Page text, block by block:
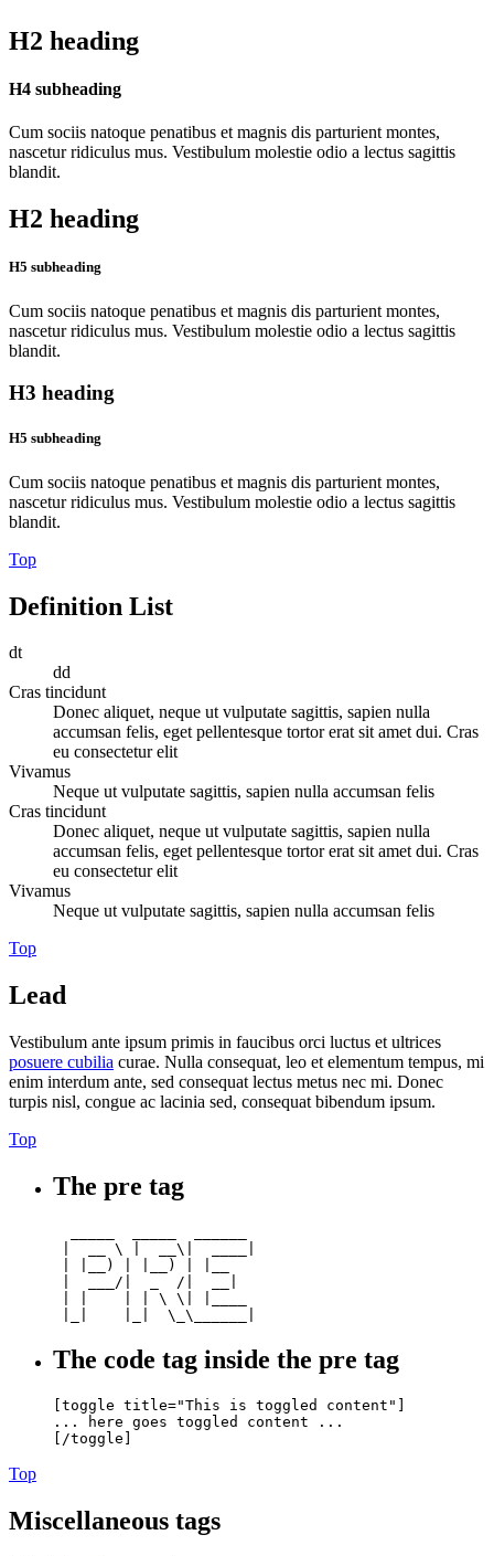
H2 heading
H4 subheading
Cum sociis natoque penatibus et magnis dis parturient montes,
nascetur ridiculus mus. Vestibulum molestie odio a lectus sagittis
blandit.
H2 heading
H5 subheading
Cum sociis natoque penatibus et magnis dis parturient montes,
nascetur ridiculus mus. Vestibulum molestie odio a lectus sagittis
blandit.
H3 heading
H5 subheading
Cum sociis natoque penatibus et magnis dis parturient montes,
nascetur ridiculus mus. Vestibulum molestie odio a lectus sagittis
blandit.
Top
Definition List
dt
dd
Cras tincidunt
Donec aliquet, neque ut vulputate sagittis, sapien nulla
accumsan felis, eget pellentesque tortor erat sit amet dui. Cras
eu consectetur elit
Vivamus
Neque ut vulputate sagittis, sapien nulla accumsan felis
Cras tincidunt
Donec aliquet, neque ut vulputate sagittis, sapien nulla
accumsan felis, eget pellentesque tortor erat sit amet dui. Cras
eu consectetur elit
Vivamus
Neque ut vulputate sagittis, sapien nulla accumsan felis
Top
Lead
Vestibulum ante ipsum primis in faucibus orci luctus et ultrices
posuere cubilia curae. Nulla consequat, leo et elementum tempus, mi
enim interdum ante, sed consequat lectus metus nec mi. Donec
turpis nisl, congue ac lacinia sed, consequat bibendum ipsum.
Top
The pre tag
|  __ \ |  __\|  ____|
| |__) | |__) | |__
|  ___/|  _  /|  __|
| |    | | \ \| |____
The code tag inside the pre tag
[toggle title="This is toggled content"]
... here goes toggled content ...
Top
Miscellaneous tags